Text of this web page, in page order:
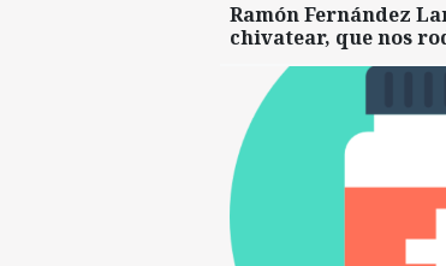
Ramón Fernández
chivatear, que nos